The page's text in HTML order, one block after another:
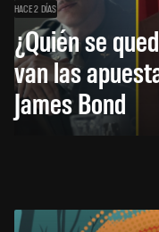
HACE 2 DÍAS
¿Quién se
van las
James Bond